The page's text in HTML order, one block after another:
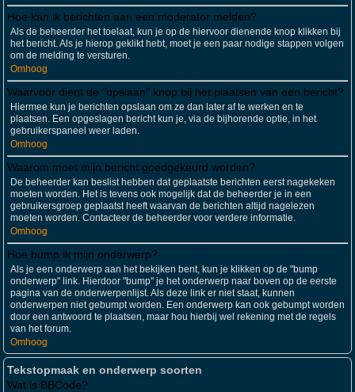
Hoe kan ik berichten aan een moderator melden?
Als de beheerder het toelaat, kun je op de hiervoor dienende knop klikken bij
het bericht. Als je hierop geklikt hebt, moet je een paar nodige stappen volgen
om de melding te versturen.
Omhoog
Waarvoor dient de "opslaan" knop bij het plaatsen van een bericht?
Hiermee kun je berichten opslaan om ze dan later af te werken en te
plaatsen. Een opgeslagen bericht kun je, via de bijhorende optie, in het
gebruikerspaneel weer laden.
Omhoog
Waarom moet mijn bericht goedgekeurd worden?
De beheerder kan beslist hebben dat geplaatste berichten eerst nagekeken
moeten worden. Het is tevens ook mogelijk dat de beheerder je in een
gebruikersgroep geplaatst heeft waarvan de berichten altijd nagelezen
moeten worden. Contacteer de beheerder voor verdere informatie.
Omhoog
Hoe bump ik mijn onderwerp?
Als je een onderwerp aan het bekijken bent, kun je klikken op de "bump
onderwerp" link. Hierdoor "bump" je het onderwerp naar boven op de eerste
pagina van de onderwerpenlijst. Als deze link er niet staat, kunnen
onderwerpen niet gebumpt worden. Een onderwerp kan ook gebumpt worden
door een antwoord te plaatsen, maar hou hierbij wel rekening met de regels
van het forum.
Omhoog
Tekstopmaak en onderwerp soorten
Wat is BBCode?